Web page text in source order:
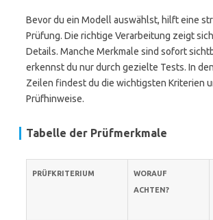
Bevor du ein Modell auswählst, hilft eine
Prüfung. Die richtige Verarbeitung zeigt
Details. Manche Merkmale sind sofort
erkennst du nur durch gezielte Tests. In
Zeilen findest du die wichtigsten Kriterien
Prüfhinweise.
Tabelle der Prüfmerkmale
PRÜFKRITERIUM
WORAUF
ACHTEN?